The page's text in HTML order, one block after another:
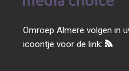
Omroep Almere volgen in
icoontje voor de link: